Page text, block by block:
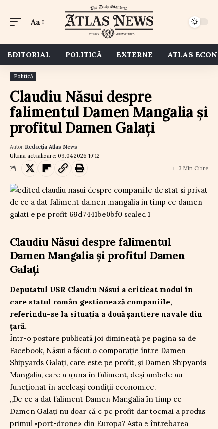
Aa
EDITORIAL POLITICĂ EXTERNE ATLAS
Politică
Claudiu Năsui despre
falimentul Damen Mangalia și
profitul Damen Galați
Ultima actualizare: 09.04.2026 10:12
Autor:Redacția Atlas News
3 Min Citire
Claudiu Năsui despre falimentul
Damen Mangalia și profitul Damen
Galați
Deputatul USR Claudiu Năsui a criticat modul în
care statul român gestionează companiile,
referindu-se la situația a două șantiere navale din
țară.
Într-o postare publicată joi dimineață pe pagina sa de
Facebook, Năsui a făcut o comparație între Damen
Shipyards Galați, care este pe profit, și Damen Shipyards
Mangalia, care a ajuns în faliment, deși ambele au
funcționat în aceleași condiții economice.
„De ce a dat faliment Damen Mangalia în timp ce
Damen Galați nu doar că e pe profit dar tocmai a produs
primul «port-drone» din Europa? Asta e întrebarea